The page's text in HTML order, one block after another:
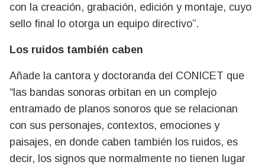
con la creación, grabación, edición y montaje, cuyo
sello final lo otorga un equipo directivo”.
Los ruidos también caben
Añade la cantora y doctoranda del CONICET que
“las bandas sonoras orbitan en un complejo
entramado de planos sonoros que se relacionan
con sus personajes, contextos, emociones y
paisajes, en donde caben también los ruidos, es
decir, los signos que normalmente no tienen lugar